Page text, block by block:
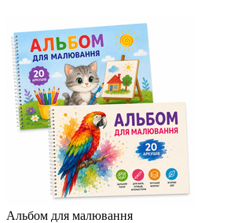
Альбом для малювання